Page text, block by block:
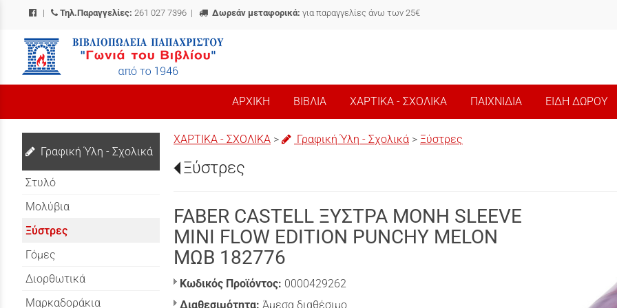
| Τηλ.Παραγγελίες: 261 027 7396 | Δωρεάν μεταφορικά: για παραγγελίες άνω των 25€
/
ΑΡΧΙΚΗ ΒΙΒΛΙΑ ΧΑΡΤΙΚΑ - ΣΧΟΛΙΚΑ ΠΑΙΧΝΙΔΙΑ ΕΙΔΗ ΔΩΡΟΥ
Γραφική Ύλη - Σχολικά
Στυλό
Μολύβια
Ξύστρες
Γόμες
Διορθωτικά
Μαρκαδοράκια
ΧΑΡΤΙΚΑ - ΣΧΟΛΙΚΑ > Γραφική Ύλη - Σχολικά > Ξύστρες
Ξύστρες
FABER CASTELL ΞΥΣΤΡΑ ΜΟΝΗ SLEEVE
MINI FLOW EDITION PUNCHY MELON
ΜΩΒ 182776
Κωδικός Προϊόντος: 0000429262
Διαθεσιμότητα: Άμεσα διαθέσιμο